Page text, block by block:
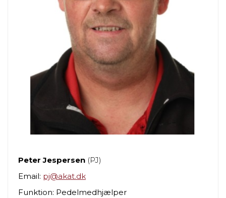
Peter Jespersen (PJ)
Email: pj@akat.dk
Funktion: Pedelmedhjælper